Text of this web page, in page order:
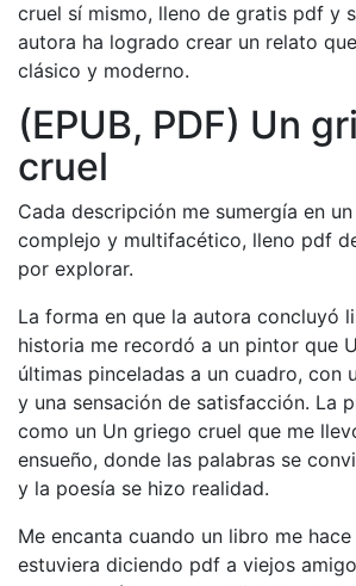
cruel sí mismo, lleno de gratis pdf y
autora ha logrado crear un relato
clásico y moderno.
(EPUB, PDF) Un
cruel
Cada descripción me sumergía en
complejo y multifacético, lleno pdf
por explorar.
La forma en que la autora concluyó
historia me recordó a un pintor que
últimas pinceladas a un cuadro, con
y una sensación de satisfacción. La
como un Un griego cruel que me
ensueño, donde las palabras se
y la poesía se hizo realidad.
Me encanta cuando un libro me
estuviera diciendo pdf a viejos